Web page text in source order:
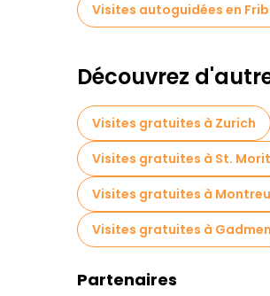
Visites autoguidées en
Découvrez
Visites gratuites à Zurich
Visites gratuites à St.
Visites gratuites à
Visites gratuites à Gadmen
Partenaires